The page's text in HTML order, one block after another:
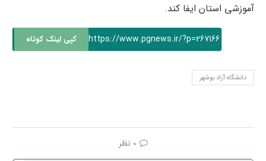
آموزشی استان ایفا کند.
https://www.pgnews.ir/?p=267166 کپی لینک کوتاه
دانشگاه آزاد بوشهر
0 نظر